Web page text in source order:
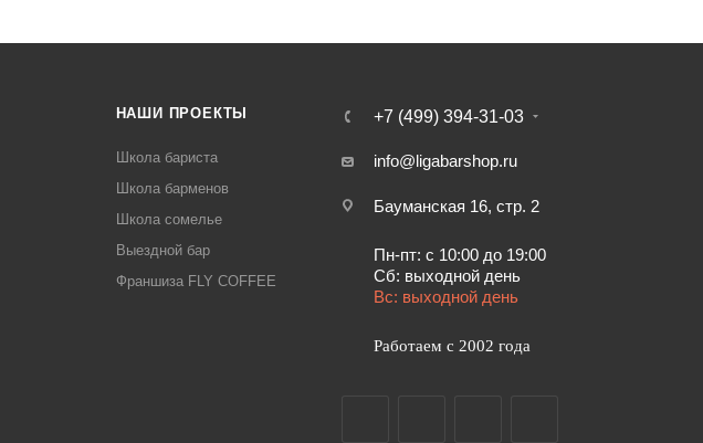
НАШИ ПРОЕКТЫ
Школа бариста
Школа барменов
Школа сомелье
Выездной бар
Франшиза FLY COFFEE
+7 (499) 394-31-03
info@ligabarshop.ru
Бауманская 16, стр. 2
Пн-пт: с 10:00 до 19:00
Сб: выходной день
Вс: выходной день
Работаем с 2002 года